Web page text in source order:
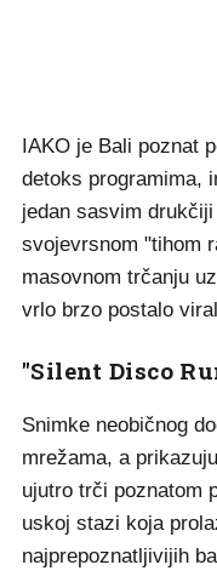
IAKO je Bali poznat
detoks programima,
jedan sasvim
svojevrsnom "tihom
masovnom trčanju
vrlo brzo postalo
"Silent Disco
Snimke neobičnog
mrežama, a
ujutro trči poznatom
uskoj stazi koja
najprepoznatljivijih